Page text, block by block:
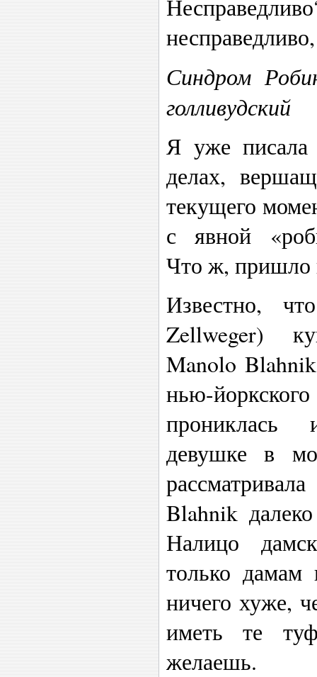
Синдром
голливудский
Я уже
делах,
текущего
с явной
Что ж, пришло
Известно,
Zellweger)
Manolo
нью-
прониклась
девушке в
Blahnik
Налицо
только
ничего хуже,
иметь те
желаешь.